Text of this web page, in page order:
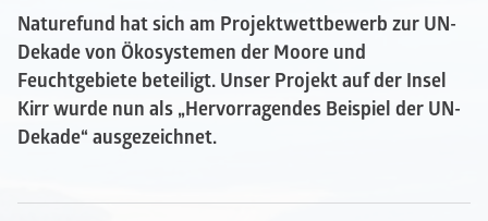
Naturefund hat sich am Projektwettbewerb zur UN-
Dekade von Ökosystemen der Moore und
Feuchtgebiete beteiligt. Unser Projekt auf der Insel
Kirr wurde nun als „Hervorragendes Beispiel der UN-
Dekade“ ausgezeichnet.